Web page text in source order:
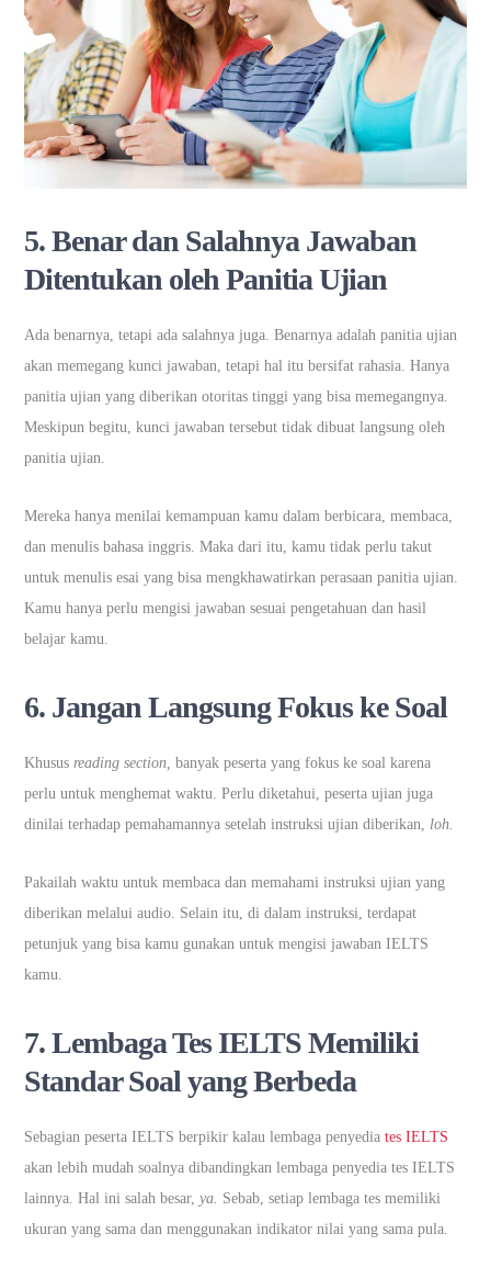
5.Benar dan Salahnya Jawaban
Ditentukan oleh Panitia Ujian
Ada benarnya, tetapi ada salahnya juga. Benarnya adalah panitia ujian
akan memegang kunci jawaban, tetapi hal itu bersifat rahasia. Hanya
panitia ujian yang diberikan otoritas tinggi yang bisa memegangnya.
Meskipun begitu, kunci jawaban tersebut tidak dibuat langsung oleh
panitia ujian.
Mereka hanya menilai kemampuan kamu dalam berbicara, membaca,
dan menulis bahasa inggris. Maka dari itu, kamu tidak perlu takut
untuk menulis esai yang bisa mengkhawatirkan perasaan panitia ujian.
Kamu hanya perlu mengisi jawaban sesuai pengetahuan dan hasil
belajar kamu.
6. Jangan Langsung Fokus ke Soal
Khususreading section,banyak peserta yang fokus ke soal karena
perlu untuk menghemat waktu. Perlu diketahui, peserta ujian juga
dinilai terhadap pemahamannya setelah instruksi ujian diberikan, loh.
Pakailah waktu untuk membaca dan memahami instruksi ujian yang
diberikan melalui audio. Selain itu, di dalam instruksi, terdapat
petunjuk yang bisa kamu gunakan untuk mengisi jawaban IELTS
kamu.
7.Lembaga Tes IELTS Memiliki
Standar Soal yang Berbeda
Sebagian peserta IELTS berpikir kalau lembaga penyediates IELTS
akan lebih mudah soalnya dibandingkan lembaga penyedia tes IELTS
lainnya. Hal ini salah besar,ya. Sebab, setiap lembaga tes memiliki
ukuran yang sama dan menggunakan indikator nilai yang sama pula.